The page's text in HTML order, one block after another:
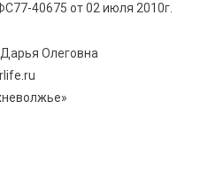
в 2026 году
завершился важный
40675 от 02 июля 2010г.
Олеговна